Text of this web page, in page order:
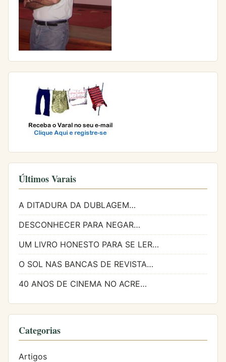
Últimos Varais
A DITADURA DA DUBLAGEM…
DESCONHECER PARA NEGAR…
UM LIVRO HONESTO PARA SE LER…
O SOL NAS BANCAS DE REVISTA…
40 ANOS DE CINEMA NO ACRE…
Categorias
Artigos